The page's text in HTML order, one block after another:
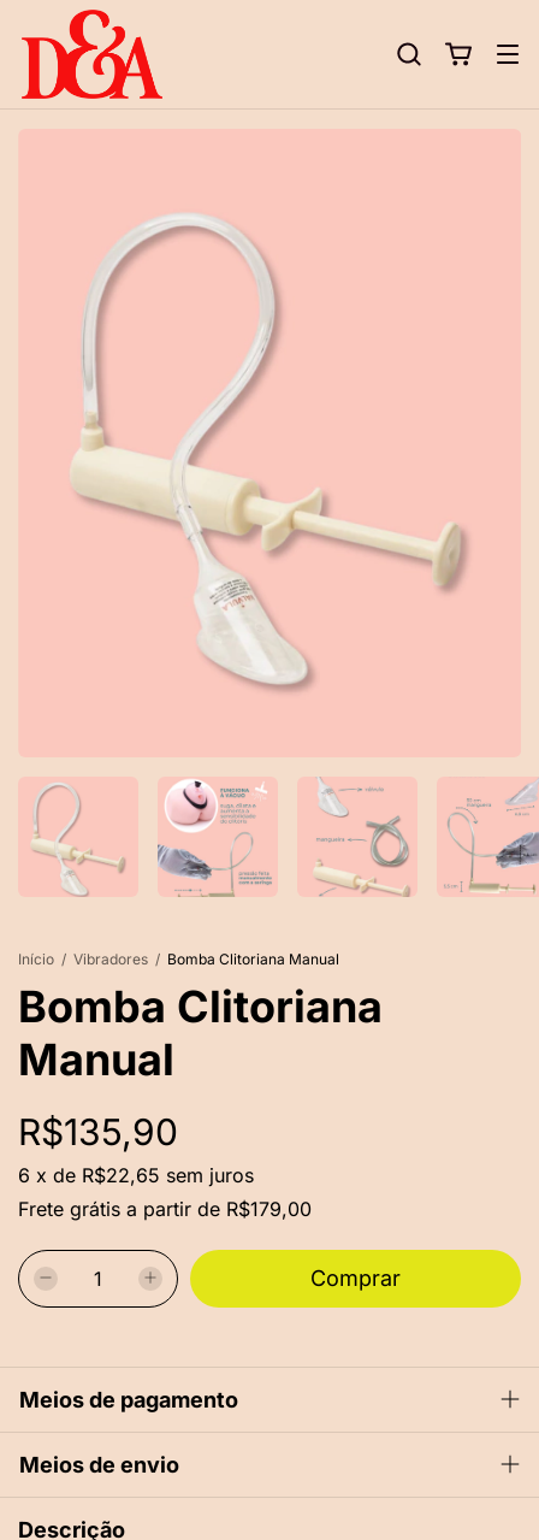
Início / Vibradores / Bomba Clitoriana Manual
Bomba Clitoriana
Manual
R$135,90
6 x de R$22,65 sem juros
Frete grátis a partir de R$179,00
Meios de pagamento
Meios de envio
Descrição